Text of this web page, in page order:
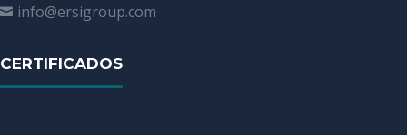
 info@ersigroup.com
CERTIFICADOS